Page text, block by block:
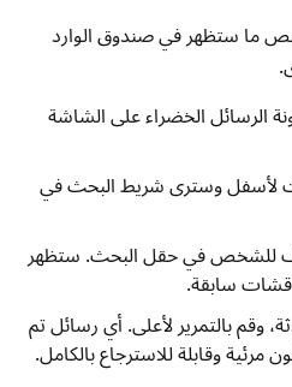
ما ستظهر في صندوق الوارد
الرسائل الخضراء على الشاشة
لأسفل وسترى شريط البحث في
للشخص في حقل البحث. ستظهر
سابقة.
وقم بالتمرير لأعلى. أي رسائل تم
مرئية وقابلة للاسترجاع بالكامل.